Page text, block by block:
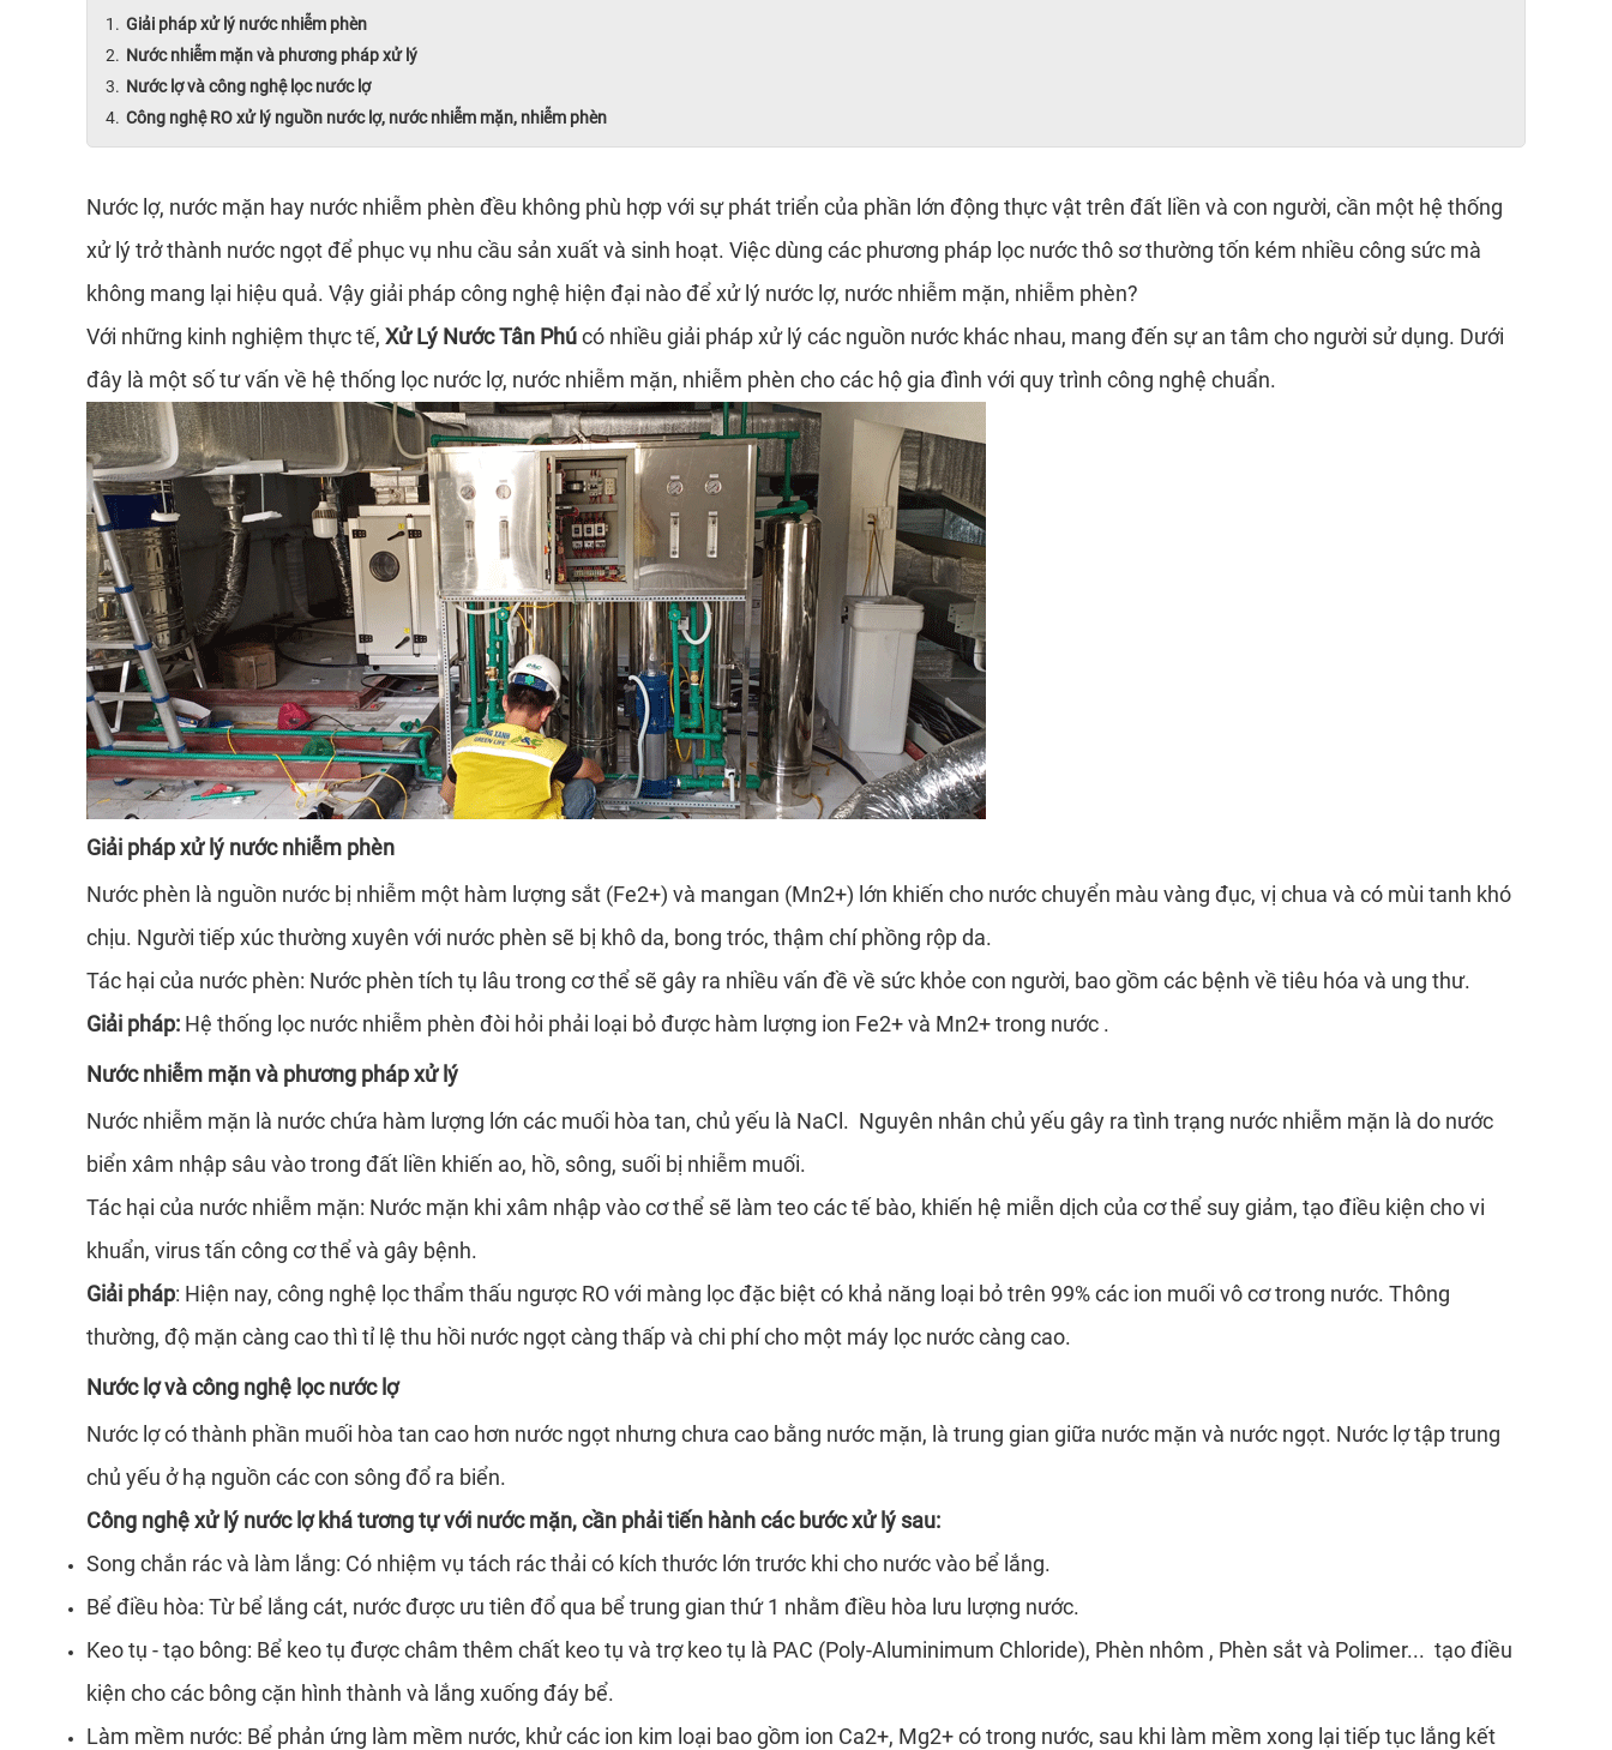
Giải pháp xử lý nước nhiễm phèn
Nước nhiễm mặn và phương pháp xử lý
Nước lợ và công nghệ lọc nước lợ
Công nghệ RO xử lý nguồn nước lợ, nước nhiễm mặn, nhiễm phèn
Nước lợ, nước mặn hay nước nhiễm phèn đều không phù hợp với sự phát triển của phần lớn động thực vật trên đất liền và con người, cần một hệ thống
xử lý trở thành nước ngọt để phục vụ nhu cầu sản xuất và sinh hoạt. Việc dùng các phương pháp lọc nước thô sơ thường tốn kém nhiều công sức mà
không mang lại hiệu quả. Vậy giải pháp công nghệ hiện đại nào để xử lý nước lợ, nước nhiễm mặn, nhiễm phèn?
Với những kinh nghiệm thực tế, Xử Lý Nước Tân Phúcó nhiều giải pháp xử lý các nguồn nước khác nhau, mang đến sự an tâm cho người sử dụng. Dưới
đây là một số tư vấn về hệ thống lọc nước lợ, nước nhiễm mặn, nhiễm phèn cho các hộ gia đình với quy trình công nghệ chuẩn.
Giải pháp xử lý nước nhiễm phèn
Nước phèn là nguồn nước bị nhiễm một hàm lượng sắt (Fe2+) và mangan (Mn2+) lớn khiến cho nước chuyển màu vàng đục, vị chua và có mùi tanh khó
chịu. Người tiếp xúc thường xuyên với nước phèn sẽ bị khô da, bong tróc, thậm chí phồng rộp da.
Tác hại của nước phèn: Nước phèn tích tụ lâu trong cơ thể sẽ gây ra nhiều vấn đề về sức khỏe con người, bao gồm các bệnh về tiêu hóa và ung thư.
Giải pháp: Hệ thống lọc nước nhiễm phèn đòi hỏi phải loại bỏ được hàm lượng ion Fe2+ và Mn2+ trong nước .
Nước nhiễm mặn và phương pháp xử lý
Nước nhiễm mặn là nước chứa hàm lượng lớn các muối hòa tan, chủ yếu là NaCl. Nguyên nhân chủ yếu gây ra tình trạng nước nhiễm mặn là do nước
biển xâm nhập sâu vào trong đất liền khiến ao, hồ, sông, suối bị nhiễm muối.
Tác hại của nước nhiễm mặn: Nước mặn khi xâm nhập vào cơ thể sẽ làm teo các tế bào, khiến hệ miễn dịch của cơ thể suy giảm, tạo điều kiện cho vi
khuẩn, virus tấn công cơ thể và gây bệnh.
Giải pháp: Hiện nay, công nghệ lọc thẩm thấu ngược RO với màng lọc đặc biệt có khả năng loại bỏ trên 99% các ion muối vô cơ trong nước. Thông
thường, độ mặn càng cao thì tỉ lệ thu hồi nước ngọt càng thấp và chi phí cho một máy lọc nước càng cao.
Nước lợ và công nghệ lọc nước lợ
Nước lợ có thành phần muối hòa tan cao hơn nước ngọt nhưng chưa cao bằng nước mặn, là trung gian giữa nước mặn và nước ngọt. Nước lợ tập trung
chủ yếu ở hạ nguồn các con sông đổ ra biển.
Công nghệ xử lý nước lợ khá tương tự với nước mặn, cần phải tiến hành các bước xử lý sau:
Song chắn rác và làm lắng: Có nhiệm vụ tách rác thải có kích thước lớn trước khi cho nước vào bể lắng.
Bể điều hòa: Từ bể lắng cát, nước được ưu tiên đổ qua bể trung gian thứ 1 nhằm điều hòa lưu lượng nước.
Keo tụ - tạo bông: Bể keo tụ được châm thêm chất keo tụ và trợ keo tụ là PAC (Poly-Aluminimum Chloride), Phèn nhôm , Phèn sắt và Polimer... tạo điều
kiện cho các bông cặn hình thành và lắng xuống đáy bể.
Làm mềm nước: Bể phản ứng làm mềm nước, khử các ion kim loại bao gồm ion Ca2+, Mg2+ có trong nước, sau khi làm mềm xong lại tiếp tục lắng kết